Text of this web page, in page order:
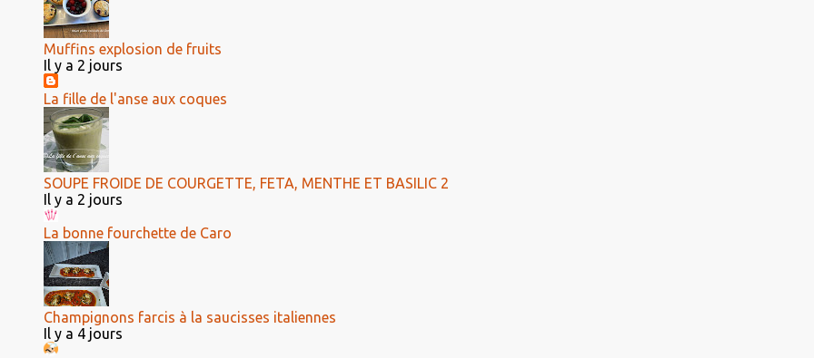
Muffins explosion de fruits
Il y a 2 jours
La fille de l'anse aux coques
SOUPE FROIDE DE COURGETTE, FETA, MENTHE ET BASILIC 2
Il y a 2 jours
La bonne fourchette de Caro
Champignons farcis à la saucisses italiennes
Il y a 4 jours